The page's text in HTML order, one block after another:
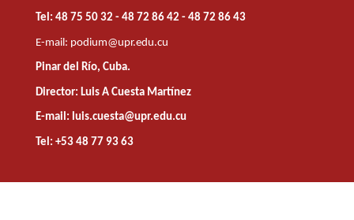
Tel: 48 75 50 32 - 48 72 86 42 - 48 72 86 43
E-mail: podium@upr.edu.cu
Pinar del Río, Cuba.
Director: Luis A Cuesta Martínez
E-mail: luis.cuesta@upr.edu.cu
Tel: +53 48 77 93 63